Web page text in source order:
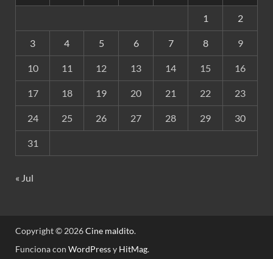
1 2
3 4 5 6 7 8 9
10 11 12 13 14 15 16
17 18 19 20 21 22 23
24 25 26 27 28 29 30
31
« Jul
Copyright © 2026Cine maldito.
Funciona con WordPressy HitMag.